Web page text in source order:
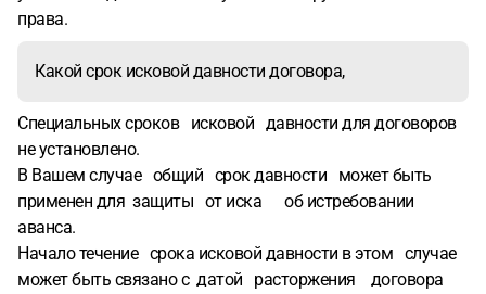
права.
Какой срок исковой давности договора,
Специальных сроков исковой давности для договоров
не установлено.
В Вашем случае общий срок давности может быть
применен для защиты от иска об истребовании
аванса.
Начало течение срока исковой давности в этом случае
может быть связано с датой расторжения договора